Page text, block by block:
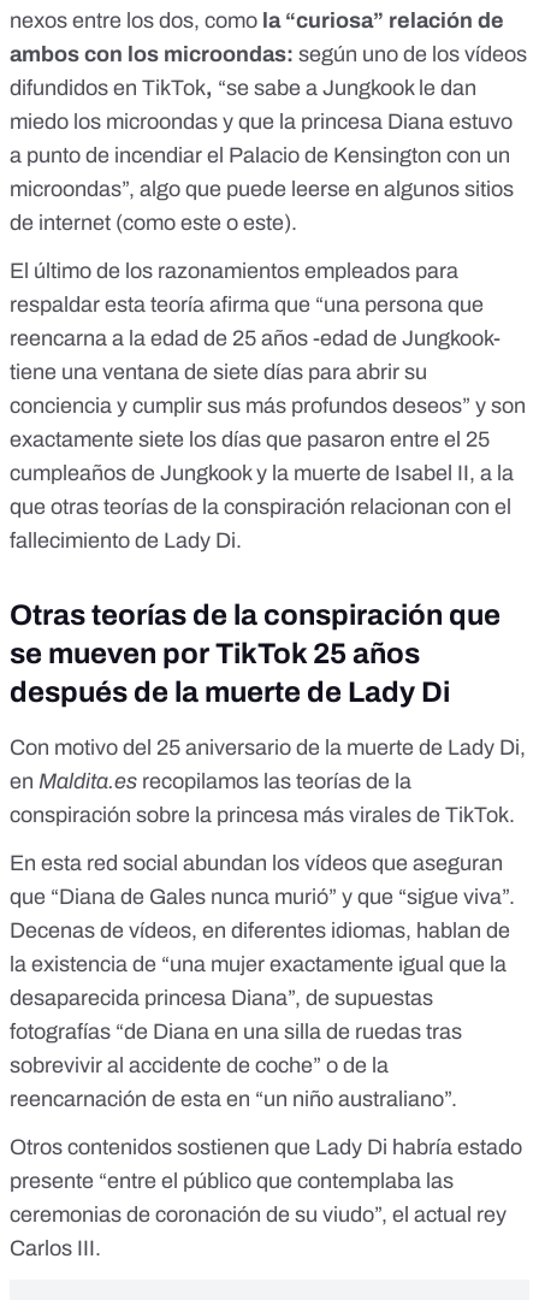
nexos entre los dos, como la “curiosa” relación de
ambos con los microondas: según uno de los vídeos
difundidos en TikTok, “se sabe a Jungkook le dan
miedo los microondas y que la princesa Diana estuvo
a punto de incendiar el Palacio de Kensington con un
microondas”, algo que puede leerse en algunos sitios
de internet (como este o este).
El último de los razonamientos empleados para
respaldar esta teoría afirma que “una persona que
reencarna a la edad de 25 años -edad de Jungkook-
tiene una ventana de siete días para abrir su
conciencia y cumplir sus más profundos deseos” y son
exactamente siete los días que pasaron entre el 25
cumpleaños de Jungkook y la muerte de Isabel II, a la
que otras teorías de la conspiración relacionan con el
fallecimiento de Lady Di.
Otras teorías de la conspiración que
se mueven por TikTok 25 años
después de la muerte de Lady Di
Con motivo del 25 aniversario de la muerte de Lady Di,
en Maldita.es recopilamos las teorías de la
conspiración sobre la princesa más virales de TikTok.
En esta red social abundan los vídeos que aseguran
que “Diana de Gales nunca murió” y que “sigue viva”.
Decenas de vídeos, en diferentes idiomas, hablan de
la existencia de “una mujer exactamente igual que la
desaparecida princesa Diana”, de supuestas
fotografías “de Diana en una silla de ruedas tras
sobrevivir al accidente de coche” o de la
reencarnación de esta en “un niño australiano”.
Otros contenidos sostienen que Lady Di habría estado
presente “entre el público que contemplaba las
ceremonias de coronación de su viudo”, el actual rey
Carlos III.